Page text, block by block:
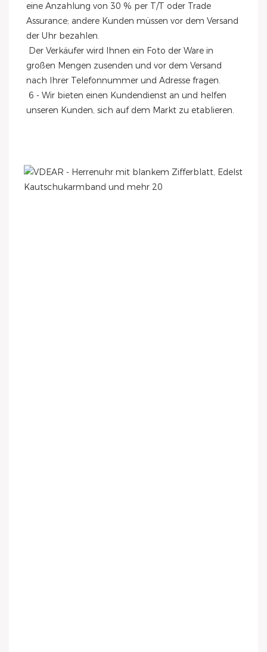
eine Anzahlung von 30 % per T/T oder Trade
Assurance; andere Kunden müssen vor dem Versand
der Uhr bezahlen.
großen Mengen zusenden und vor dem Versand
nach Ihrer Telefonnummer und Adresse fragen.
unseren Kunden, sich auf dem Markt zu etablieren.